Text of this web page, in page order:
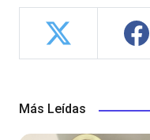
Más Leídas